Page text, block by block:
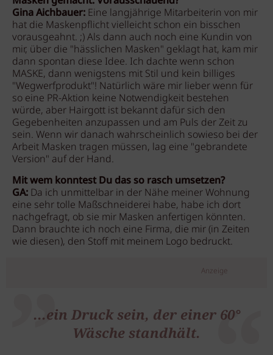
Gina Aichbauer: Eine langjährige Mitarbeiterin von mir
hat die Maskenpflicht vielleicht schon ein bisschen
vorausgeahnt. ;) Als dann auch noch eine Kundin von
mir, über die "hässlichen Masken" geklagt hat, kam mir
dann spontan diese Idee. Ich dachte wenn schon
MASKE, dann wenigstens mit Stil und kein billiges
"Wegwerfprodukt"! Natürlich wäre mir lieber wenn für
so eine PR-Aktion keine Notwendigkeit bestehen
würde, aber Hairgott ist bekannt dafür sich den
Gegebenheiten anzupassen und am Puls der Zeit zu
sein. Wenn wir danach wahrscheinlich sowieso bei der
Arbeit Masken tragen müssen, lag eine "gebrandete
Version" auf der Hand.
Mit wem konntest Du das so rasch umsetzen?
GA: Da ich unmittelbar in der Nähe meiner Wohnung
eine sehr tolle Maßschneiderei habe, habe ich dort
nachgefragt, ob sie mir Masken anfertigen könnten.
Dann brauchte ich noch eine Firma, die mir (in Zeiten
wie diesen), den Stoff mit meinem Logo bedruckt.
Anzeige
...ein Druck sein, der einer 60°
Wäsche standhält.